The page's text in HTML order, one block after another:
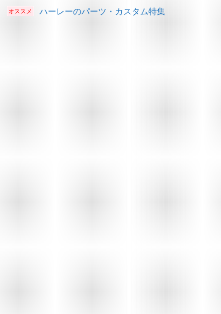
ハーレーのパーツ・カスタム特集